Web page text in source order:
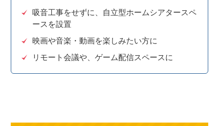
吸音工事をせずに、自立型ホームシアタースペ
ースを設置
映画や音楽・動画を楽しみたい方に
リモート会議や、ゲーム配信スペースに